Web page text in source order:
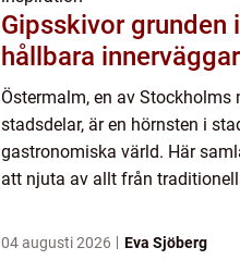
Gipsskivor grunden i moderna,
hållbara innerväggar
Östermalm, en av Stockholms
stadsdelar, är en hörnsten i
gastronomiska värld. Här
att njuta av allt från
04 augusti 2026 Eva Sjöberg